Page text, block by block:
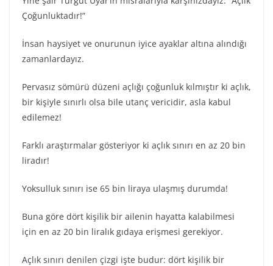
Çoğunluktadır!”
İnsan haysiyet ve onurunun iyice ayaklar altına alındığı
zamanlardayız.
Pervasız sömürü düzeni açlığı çoğunluk kılmıştır ki açlık,
bir kişiyle sınırlı olsa bile utanç vericidir, asla kabul
edilemez!
Farklı araştırmalar gösteriyor ki açlık sınırı en az 20 bin
liradır!
Yoksulluk sınırı ise 65 bin liraya ulaşmış durumda!
Buna göre dört kişilik bir ailenin hayatta kalabilmesi
için en az 20 bin liralık gıdaya erişmesi gerekiyor.
Açlık sınırı denilen çizgi işte budur: dört kişilik bir